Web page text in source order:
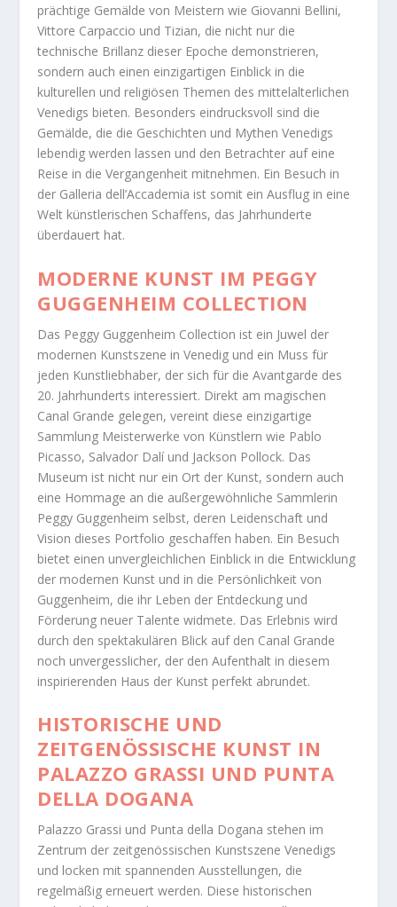
prächtige Gemälde von Meistern wie Giovanni Bellini,
Vittore Carpaccio und Tizian, die nicht nur die
technische Brillanz dieser Epoche demonstrieren,
sondern auch einen einzigartigen Einblick in die
kulturellen und religiösen Themen des mittelalterlichen
Venedigs bieten. Besonders eindrucksvoll sind die
Gemälde, die die Geschichten und Mythen Venedigs
lebendig werden lassen und den Betrachter auf eine
Reise in die Vergangenheit mitnehmen. Ein Besuch in
der Galleria dell’Accademia ist somit ein Ausflug in eine
Welt künstlerischen Schaffens, das Jahrhunderte
überdauert hat.
MODERNE KUNST IM PEGGY
GUGGENHEIM COLLECTION
Das Peggy Guggenheim Collection ist ein Juwel der
modernen Kunstszene in Venedig und ein Muss für
jeden Kunstliebhaber, der sich für die Avantgarde des
20. Jahrhunderts interessiert. Direkt am magischen
Canal Grande gelegen, vereint diese einzigartige
Sammlung Meisterwerke von Künstlern wie Pablo
Picasso, Salvador Dalí und Jackson Pollock. Das
Museum ist nicht nur ein Ort der Kunst, sondern auch
eine Hommage an die außergewöhnliche Sammlerin
Peggy Guggenheim selbst, deren Leidenschaft und
Vision dieses Portfolio geschaffen haben. Ein Besuch
bietet einen unvergleichlichen Einblick in die Entwicklung
der modernen Kunst und in die Persönlichkeit von
Guggenheim, die ihr Leben der Entdeckung und
Förderung neuer Talente widmete. Das Erlebnis wird
durch den spektakulären Blick auf den Canal Grande
noch unvergesslicher, der den Aufenthalt in diesem
inspirierenden Haus der Kunst perfekt abrundet.
HISTORISCHE UND
ZEITGENÖSSISCHE KUNST IN
PALAZZO GRASSI UND PUNTA
DELLA DOGANA
Palazzo Grassi und Punta della Dogana stehen im
Zentrum der zeitgenössischen Kunstszene Venedigs
und locken mit spannenden Ausstellungen, die
regelmäßig erneuert werden. Diese historischen